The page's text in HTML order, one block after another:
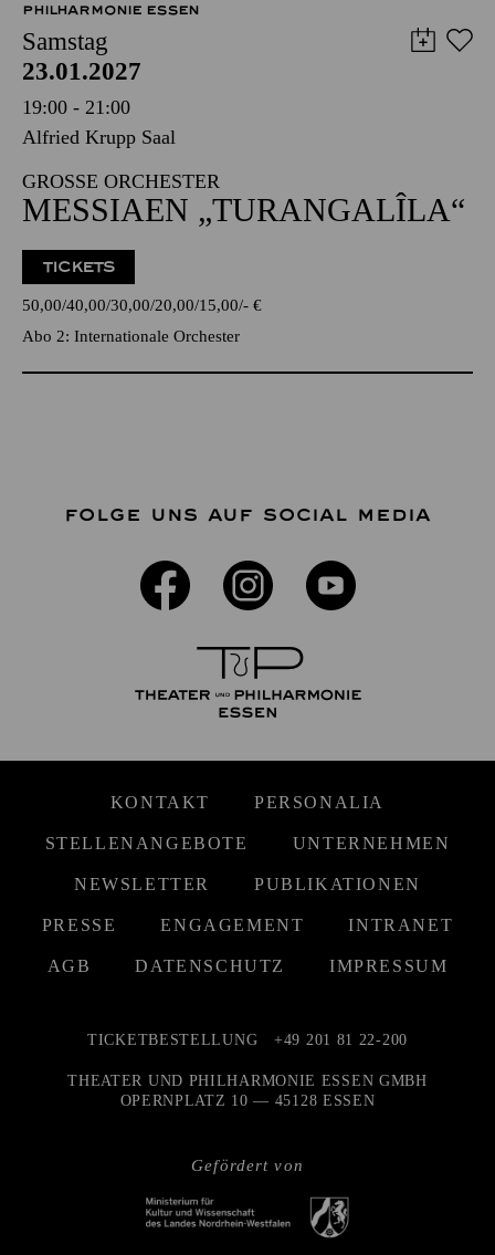
PHILHARMONIE ESSEN
Samstag
23.01.2027
19:00 - 21:00
Alfried Krupp Saal
GROSSE ORCHESTER
MESSIAEN „TURANGALÎLA“
TICKETS
50,00 40,00 30,00 20,00 15,00 - €
Abo 2: Internationale Orchester
FOLGE UNS AUF SOCIAL MEDIA
KONTAKT PERSONALIA
STELLENANGEBOTE UNTERNEHMEN
NEWSLETTER PUBLIKATIONEN
PRESSE ENGAGEMENT INTRANET
AGB DATENSCHUTZ IMPRESSUM
Gefördert von
TICKETBESTELLUNG +49 201 81 22-200
THEATER UND PHILHARMONIE ESSEN GMBH
OPERNPLATZ 10 — 45128 ESSEN